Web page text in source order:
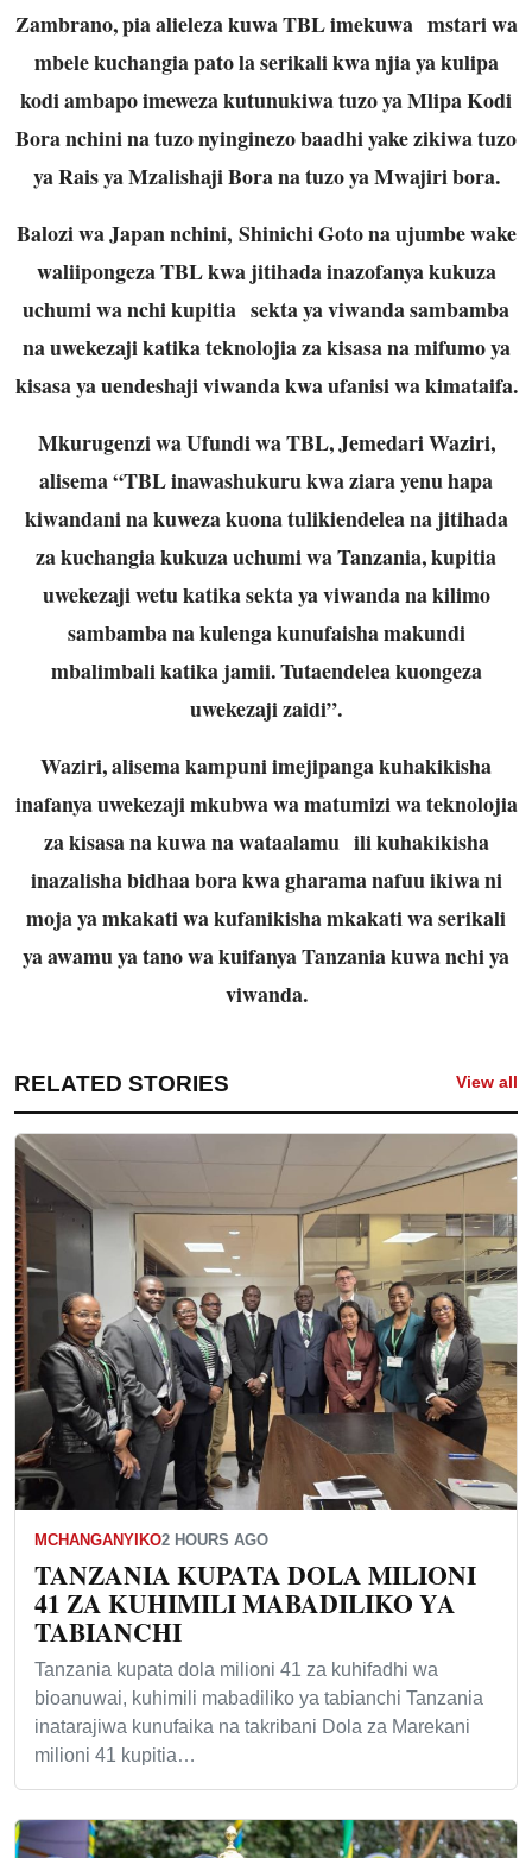
Zambrano, pia alieleza kuwa TBL imekuwa mstari wa
mbele kuchangia pato la serikali kwa njia ya kulipa
kodi ambapo imeweza kutunukiwa tuzo ya Mlipa Kodi
Bora nchini na tuzo nyinginezo baadhi yake zikiwa tuzo
ya Rais ya Mzalishaji Bora na tuzo ya Mwajiri bora.
Balozi wa Japan nchini, Shinichi Goto na ujumbe wake
waliipongeza TBL kwa jitihada inazofanya kukuza
uchumi wa nchi kupitia sekta ya viwanda sambamba
na uwekezaji katika teknolojia za kisasa na mifumo ya
kisasa ya uendeshaji viwanda kwa ufanisi wa kimataifa.
Mkurugenzi wa Ufundi wa TBL, Jemedari Waziri,
alisema “TBL inawashukuru kwa ziara yenu hapa
kiwandani na kuweza kuona tulikiendelea na jitihada
za kuchangia kukuza uchumi wa Tanzania, kupitia
uwekezaji wetu katika sekta ya viwanda na kilimo
sambamba na kulenga kunufaisha makundi
mbalimbali katika jamii. Tutaendelea kuongeza
uwekezaji zaidi”.
Waziri, alisema kampuni imejipanga kuhakikisha
inafanya uwekezaji mkubwa wa matumizi wa teknolojia
za kisasa na kuwa na wataalamu ili kuhakikisha
inazalisha bidhaa bora kwa gharama nafuu ikiwa ni
moja ya mkakati wa kufanikisha mkakati wa serikali
ya awamu ya tano wa kuifanya Tanzania kuwa nchi ya
viwanda.
RELATED STORIES View all
MCHANGANYIKO2 HOURS AGO
TANZANIA KUPATA DOLA MILIONI
41 ZA KUHIMILI MABADILIKO YA
TABIANCHI
Tanzania kupata dola milioni 41 za kuhifadhi wa
bioanuwai, kuhimili mabadiliko ya tabianchi Tanzania
inatarajiwa kunufaika na takribani Dola za Marekani
milioni 41 kupitia…